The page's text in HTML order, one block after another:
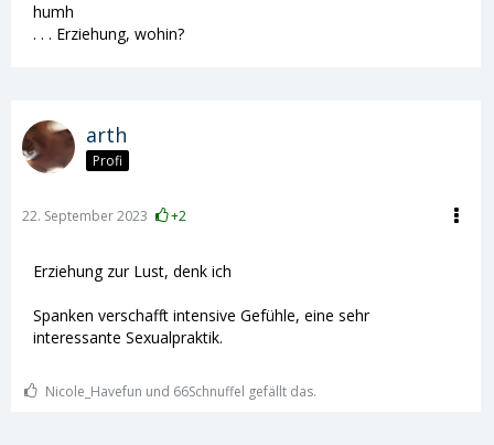
humh
. . . Erziehung, wohin?
arth
Profi
22. September 2023 +2
Erziehung zur Lust, denk ich
Spanken verschafft intensive Gefühle, eine sehr
interessante Sexualpraktik.
Nicole_Havefun und 66Schnuffel gefällt das.